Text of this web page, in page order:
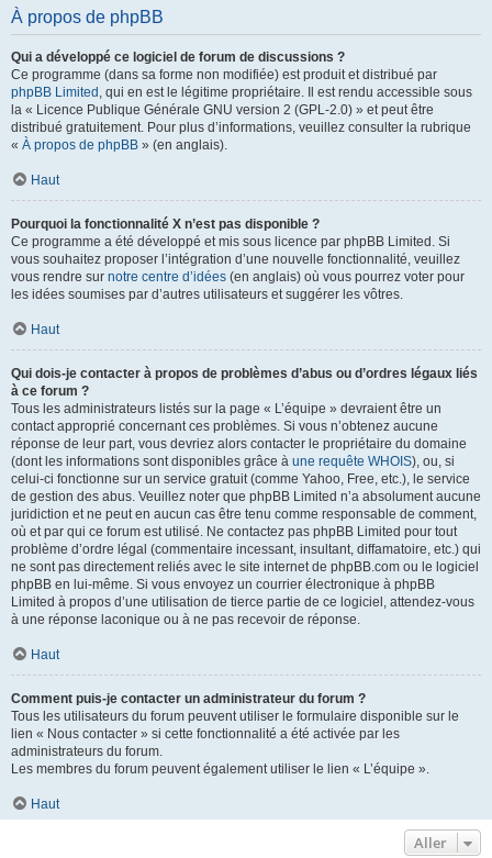
À propos de phpBB
Qui a développé ce logiciel de forum de discussions ?
Ce programme (dans sa forme non modifiée) est produit et distribué par
phpBB Limited , qui en est le légitime propriétaire. Il est rendu accessible sous
la « Licence Publique Générale GNU version 2 (GPL-2.0) » et peut être
distribué gratuitement. Pour plus d’informations, veuillez consulter la rubrique
« À propos de phpBB » (en anglais).
Haut
Pourquoi la fonctionnalité X n’est pas disponible ?
Ce programme a été développé et mis sous licence par phpBB Limited. Si
vous souhaitez proposer l’intégration d’une nouvelle fonctionnalité, veuillez
vous rendre sur notre centre d’idées (en anglais) où vous pourrez voter pour
les idées soumises par d’autres utilisateurs et suggérer les vôtres.
Haut
Qui dois-je contacter à propos de problèmes d’abus ou d’ordres légaux liés
à ce forum ?
Tous les administrateurs listés sur la page « L’équipe » devraient être un
contact approprié concernant ces problèmes. Si vous n’obtenez aucune
réponse de leur part, vous devriez alors contacter le propriétaire du domaine
(dont les informations sont disponibles grâce à une requête WHOIS), ou, si
celui-ci fonctionne sur un service gratuit (comme Yahoo, Free, etc.), le service
de gestion des abus. Veuillez noter que phpBB Limited n’a absolument aucune
juridiction et ne peut en aucun cas être tenu comme responsable de comment,
où et par qui ce forum est utilisé. Ne contactez pas phpBB Limited pour tout
problème d’ordre légal (commentaire incessant, insultant, diffamatoire, etc.) qui
ne sont pas directement reliés avec le site internet de phpBB.com ou le logiciel
phpBB en lui-même. Si vous envoyez un courrier électronique à phpBB
Limited à propos d’une utilisation de tierce partie de ce logiciel, attendez-vous
à une réponse laconique ou à ne pas recevoir de réponse.
Haut
Comment puis-je contacter un administrateur du forum ?
Tous les utilisateurs du forum peuvent utiliser le formulaire disponible sur le
lien « Nous contacter » si cette fonctionnalité a été activée par les
administrateurs du forum.
Les membres du forum peuvent également utiliser le lien « L’équipe ».
Haut
Aller